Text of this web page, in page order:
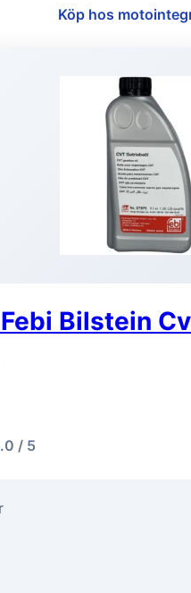
Köp hos
Bilstein
/ 5